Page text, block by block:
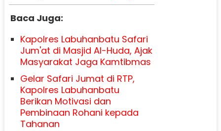
Baca Juga:
Kapolres Labuhanbatu Safari
Jum'at di Masjid Al-Huda, Ajak
Masyarakat Jaga Kamtibmas
Gelar Safari Jumat di RTP,
Kapolres Labuhanbatu
Berikan Motivasi dan
Pembinaan Rohani kepada
Tahanan